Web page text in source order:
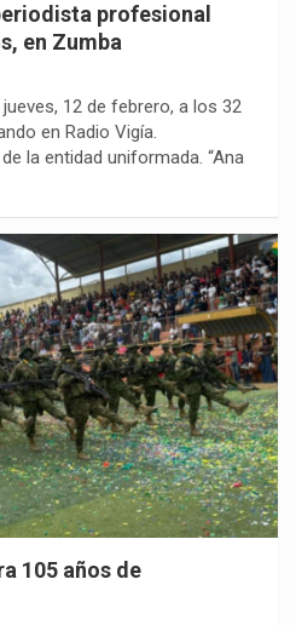
profesional
en Zumba
12 de febrero, a los 32
en Radio Vigía.
la entidad uniformada. “Ana
105 años de